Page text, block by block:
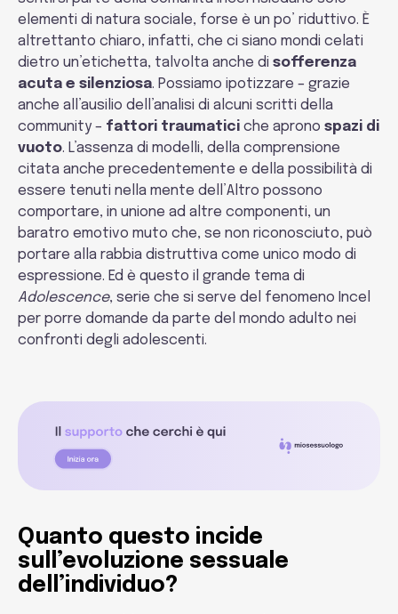
elementi di natura sociale, forse è un po’ riduttivo. È
altrettanto chiaro, infatti, che ci siano mondi celati
dietro un’etichetta, talvolta anche di sofferenza
acuta e silenziosa. Possiamo ipotizzare – grazie
anche all’ausilio dell’analisi di alcuni scritti della
community – fattori traumatici che aprono spazi di
vuoto. L’assenza di modelli, della comprensione
citata anche precedentemente e della possibilità di
essere tenuti nella mente dell’Altro possono
comportare, in unione ad altre componenti, un
baratro emotivo muto che, se non riconosciuto, può
portare alla rabbia distruttiva come unico modo di
espressione. Ed è questo il grande tema di
Adolescence, serie che si serve del fenomeno Incel
per porre domande da parte del mondo adulto nei
confronti degli adolescenti.
Quanto questo incide
sull’evoluzione sessuale
dell’individuo?